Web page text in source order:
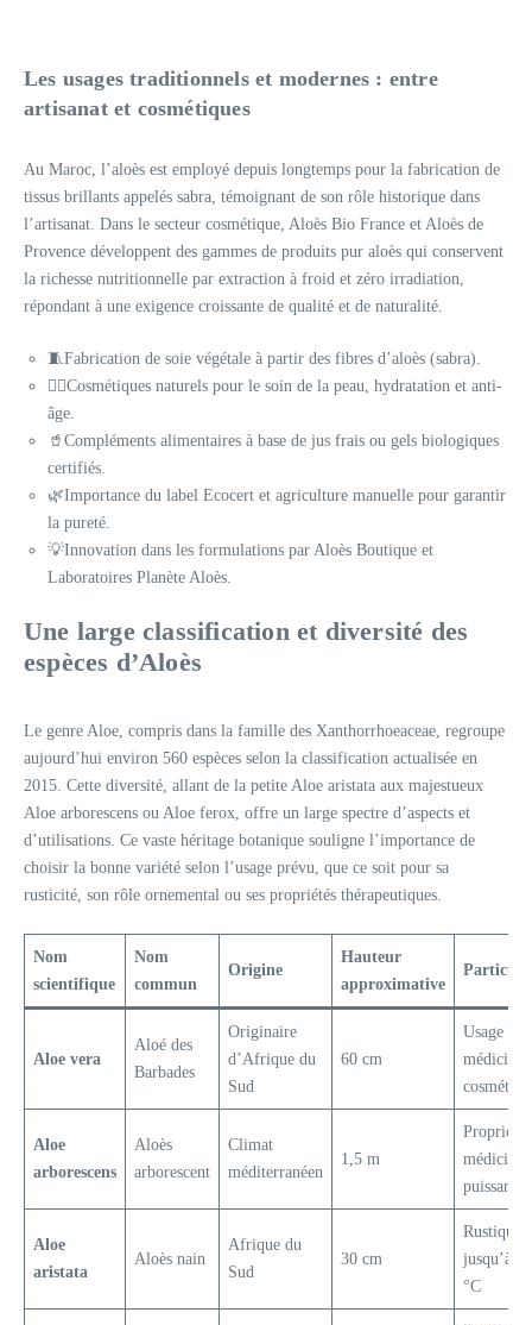
Les usages traditionnels et modernes : entre
artisanat et cosmétiques
Au Maroc, l’aloès est employé depuis longtemps pour la fabrication de
tissus brillants appelés sabra, témoignant de son rôle historique dans
l’artisanat. Dans le secteur cosmétique, Aloès Bio France et Aloès de
Provence développent des gammes de produits pur aloès qui conservent
la richesse nutritionnelle par extraction à froid et zéro irradiation,
répondant à une exigence croissante de qualité et de naturalité.
🧵Fabrication de soie végétale à partir des fibres d’aloès (sabra).
💆‍♀️Cosmétiques naturels pour le soin de la peau, hydratation et anti-
âge.
🥤Compléments alimentaires à base de jus frais ou gels biologiques
certifiés.
🌿Importance du label Ecocert et agriculture manuelle pour garantir
la pureté.
💡Innovation dans les formulations par Aloès Boutique et
Laboratoires Planète Aloès.
Une large classification et diversité des
espèces d’Aloès
Le genre Aloe, compris dans la famille des Xanthorrhoeaceae, regroupe
aujourd’hui environ 560 espèces selon la classification actualisée en
2015. Cette diversité, allant de la petite Aloe aristata aux majestueux
Aloe arborescens ou Aloe ferox, offre un large spectre d’aspects et
d’utilisations. Ce vaste héritage botanique souligne l’importance de
choisir la bonne variété selon l’usage prévu, que ce soit pour sa
rusticité, son rôle ornemental ou ses propriétés thérapeutiques.
Nom
scientifique
Nom
commun
Origine
Hauteur
approximative
Aloe vera
Aloé des
Barbades
Originaire
d’Afrique du
Sud
60 cm
Usage
médicinal
Aloe
arborescens
Aloès
arborescent
Climat
méditerranéen
1,5 m
Propriétés
puissantes
Aloe
aristata
Aloès nain
Afrique du
Sud
30 cm
Rustique
jusqu’à -
°C